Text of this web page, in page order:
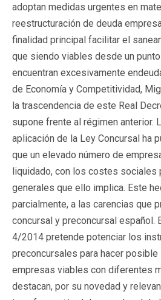
adoptan medidas urgentes en
reestructuración de deuda
finalidad principal facilitar el
que siendo viables desde un
encuentran excesivamente
de Economía y Competitividad,
la trascendencia de este Real
supone frente al régimen anterior.
aplicación de la Ley Concursal ha
que un elevado número de
liquidado, con los costes sociales
generales que ello implica. Este
parcialmente, a las carencias que
concursal y preconcursal español.
4/2014 pretende potenciar los
preconcursales para hacer
empresas viables con diferentes
destacan, por su novedad y